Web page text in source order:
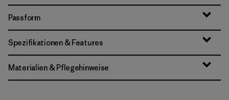
Passform
Spezifikationen & Features
Materialien & Pflegehinweise